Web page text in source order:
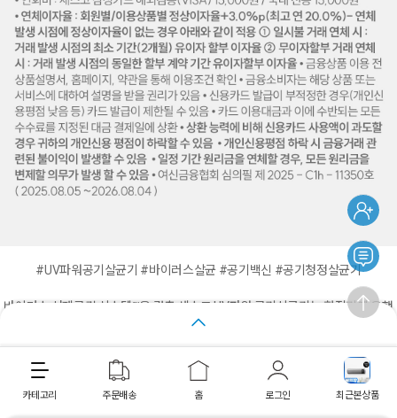
#UV파워공기살균기 #바이러스살균 #공기백신 #공기청정살균기
바이러스 선제공격 시스템™을 갖춘 세스코 UV파워 공기살균기는 환절기에 유행
하는 독감과 폐렴,
가 오랫동안 머무르도록
S형 유로와 미러월을 포함한 세스코의 특수한 기술을 과학적으로 설계하여 세균
살균력을 극대화합니다.
장바구니 바로구매
카테고리 주문배송 홈 로그인 최근본상품
최근 본 상품